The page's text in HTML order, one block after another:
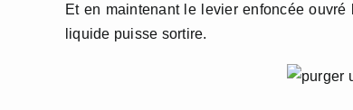
Et en maintenant le levier enfoncée
liquide puisse sortire.